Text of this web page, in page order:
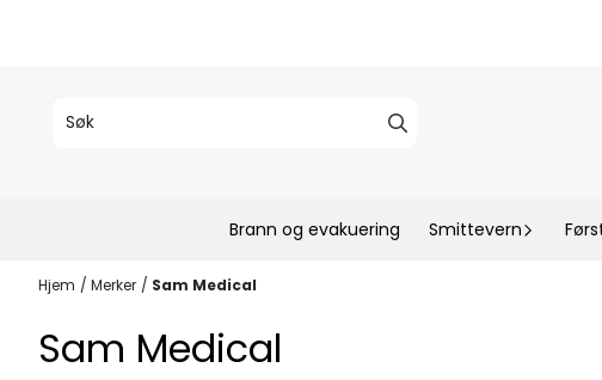
Brann og evakuering Smittevern
Hjem / Merker / Sam Medical
Sam Medical